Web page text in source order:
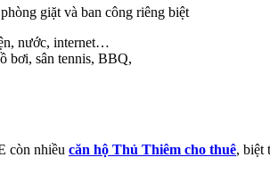
giặt và ban công riêng biệt
nước, internet…
bơi, sân tennis, BBQ,
còn nhiều căn hộ Thủ Thiêm cho thuê, biệt